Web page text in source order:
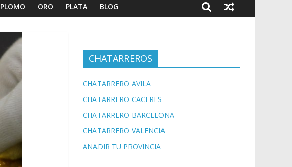
PLOMO ORO PLATA BLOG
CHATARREROS
CHATARRERO AVILA
CHATARRERO CACERES
CHATARRERO BARCELONA
CHATARRERO VALENCIA
AÑADIR TU PROVINCIA